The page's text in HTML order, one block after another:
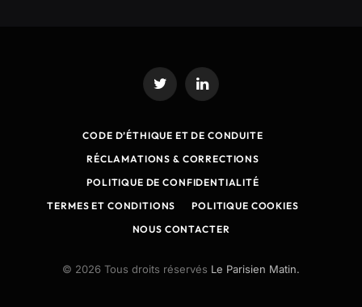
Twitter LinkedIn
CODE D’ÉTHIQUE ET DE CONDUITE
RÉCLAMATIONS & CORRECTIONS
POLITIQUE DE CONFIDENTIALITÉ
TERMES ET CONDITIONS
POLITIQUE COOKIES
NOUS CONTACTER
© 2026 Tous droits réservés Le Parisien Matin.